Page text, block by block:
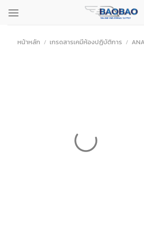
เนื้อหาหน้าหลัก / เกรดสารเคมีห้องปฏิบัติการ /